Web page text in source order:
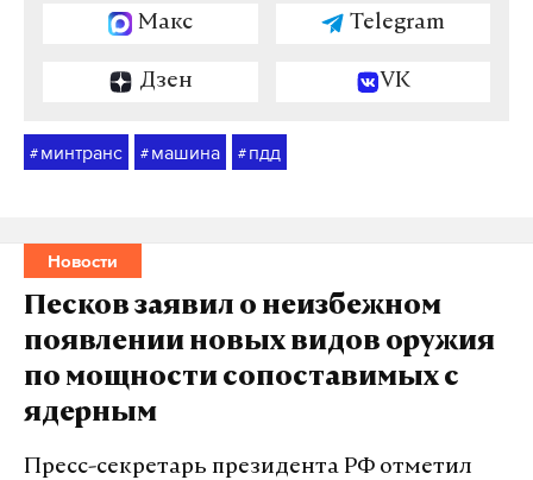
Макс Telegram
Дзен VK
# минтранс # машина # пдд
Новости
Песков заявил о неизбежном
появлении новых видов оружия
по мощности сопоставимых с
ядерным
Пресс-секретарь президента РФ отметил